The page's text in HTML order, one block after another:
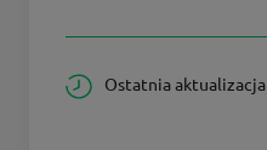
Ostatnia aktualizacja